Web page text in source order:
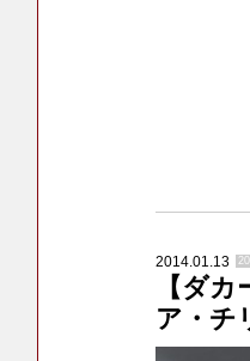
2014.01.13
【ダ
ア・